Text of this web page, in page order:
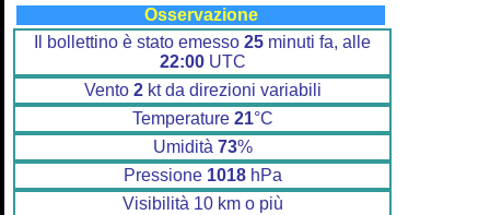
Osservazione
Il bollettino è stato emesso 25 minuti fa, alle
22:00UTC
Vento 2kt da direzioni variabili
Temperature 21°C
Umidità 73%
Pressione 1018hPa
Visibilità 10 km o più